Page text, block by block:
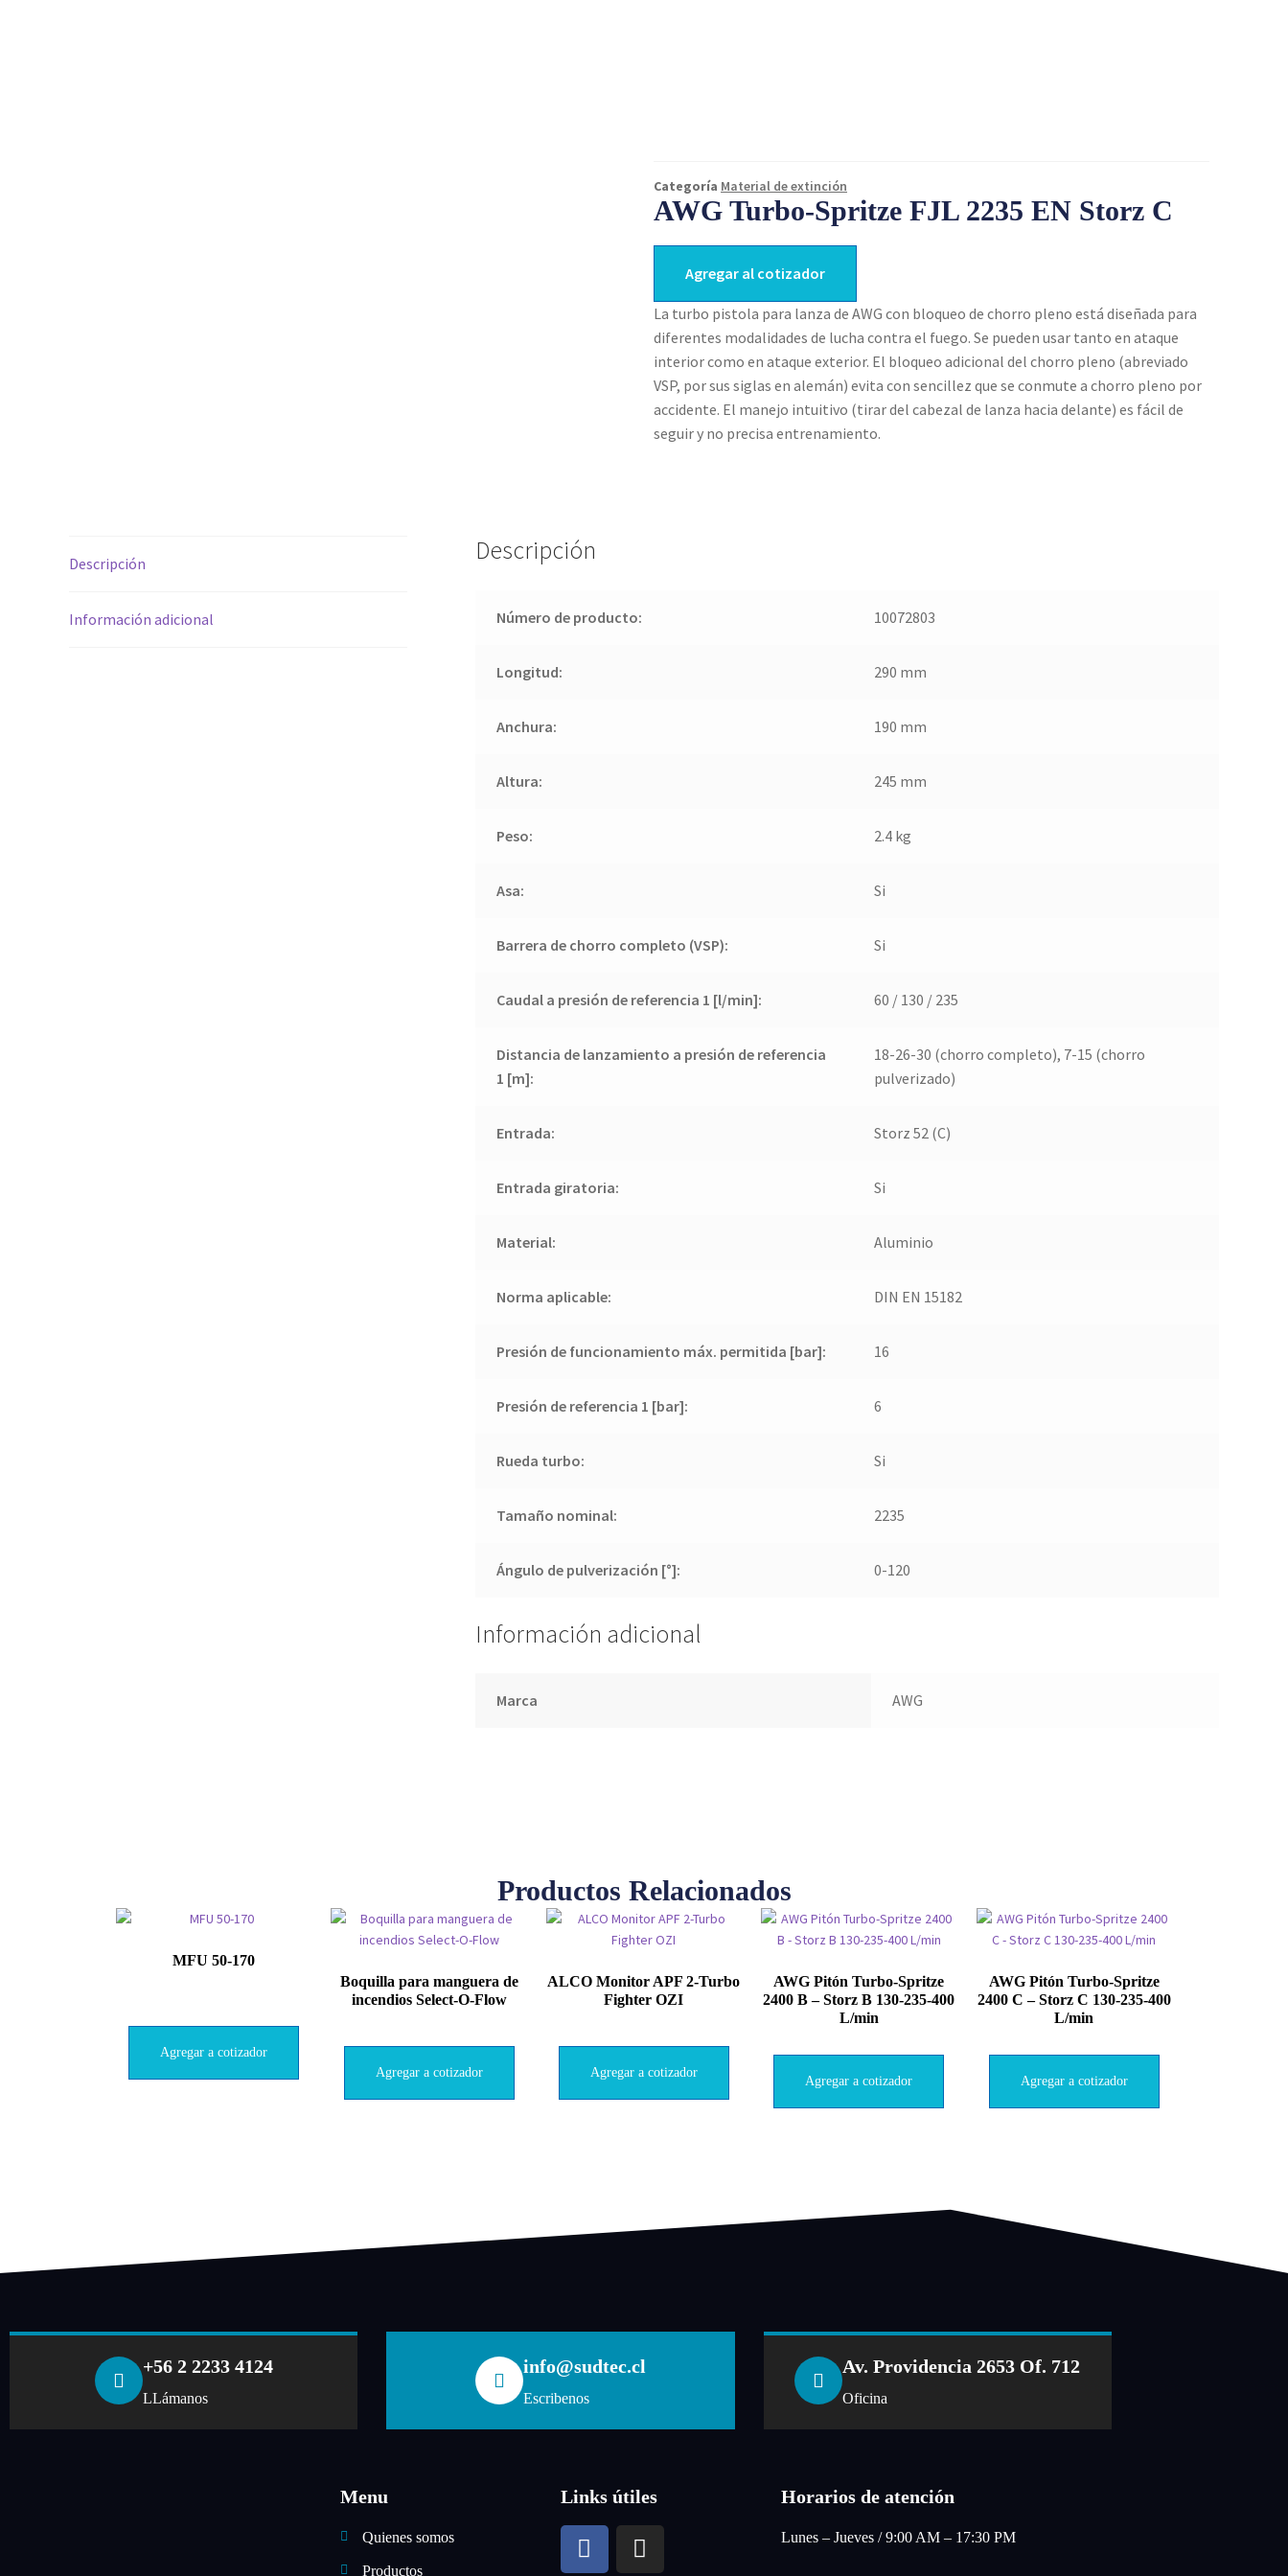
Categoría Material de extinción
AWG Turbo-Spritze FJL 2235 EN Storz C
Agregar al cotizador
La turbo pistola para lanza de AWG con bloqueo de chorro pleno está diseñada para
diferentes modalidades de lucha contra el fuego. Se pueden usar tanto en ataque
interior como en ataque exterior. El bloqueo adicional del chorro pleno (abreviado
VSP, por sus siglas en alemán) evita con sencillez que se conmute a chorro pleno por
accidente. El manejo intuitivo (tirar del cabezal de lanza hacia delante) es fácil de
seguir y no precisa entrenamiento.
Descripción
Información adicional
Descripción
Número de producto: 10072803
Longitud: 290 mm
Anchura: 190 mm
Altura: 245 mm
Peso: 2.4 kg
Asa: Si
Barrera de chorro completo (VSP): Si
Caudal a presión de referencia 1 [l/min]: 60 / 130 / 235
Distancia de lanzamiento a presión de referencia
1 [m]:
18-26-30 (chorro completo), 7-15 (chorro
pulverizado)
Entrada: Storz 52 (C)
Entrada giratoria: Si
Material: Aluminio
Norma aplicable: DIN EN 15182
Presión de funcionamiento máx. permitida [bar]: 16
Presión de referencia 1 [bar]: 6
Rueda turbo: Si
Tamaño nominal: 2235
Ángulo de pulverización [°]: 0-120
Información adicional
Marca AWG
Productos Relacionados
MFU 50-170
Agregar a cotizador
Boquilla para manguera de
incendios Select-O-Flow
Agregar a cotizador
ALCO Monitor APF 2-Turbo
Fighter OZI
Agregar a cotizador
AWG Pitón Turbo-Spritze
2400 B – Storz B 130-235-400
L/min
Agregar a cotizador
AWG Pitón Turbo-Spritze
2400 C – Storz C 130-235-400
L/min
Agregar a cotizador
+56 2 2233 4124
LLámanos
info@sudtec.cl
Escribenos
Av. Providencia 2653 Of. 712
Oficina
Menu
Quienes somos
Productos
Links útiles Horarios de atención
Lunes – Jueves / 9:00 AM – 17:30 PM